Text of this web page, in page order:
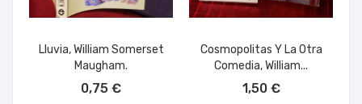
Lluvia, William Somerset
Maugham.
0,75 €
Cosmopolitas Y La Otra
Comedia, William...
1,50 €